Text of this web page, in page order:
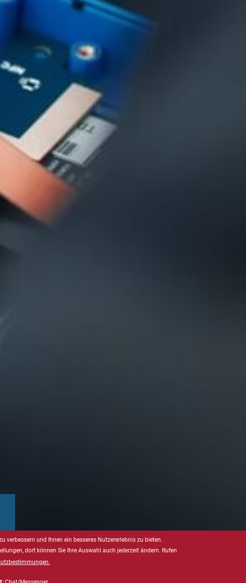
verbessern und Ihnen ein besseres Nutzererlebnis zu bieten.
dort können Sie Ihre Auswahl auch jederzeit ändern. Rufen